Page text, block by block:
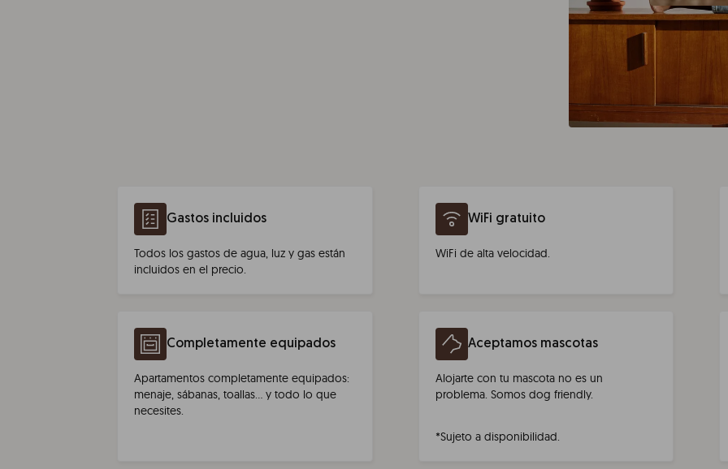
Gastos incluidos
Todos los gastos de agua, luz y gas están
incluidos en el precio.
WiFi gratuito
WiFi de alta velocidad.
Completamente equipados
Apartamentos completamente equipados:
menaje, sábanas, toallas… y todo lo que
necesites.
Aceptamos mascotas
Alojarte con tu mascota no es un
problema. Somos dog friendly.
*Sujeto a disponibilidad.